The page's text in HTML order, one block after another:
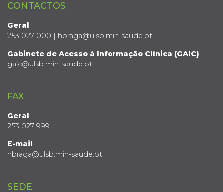
CONTACTOS
Geral
253 027 000 | hbraga@ulsb.min-saude.pt
Gabinete de Acesso à Informação Clínica (GAIC)
gaic@ulsb.min-saude.pt
FAX
Geral
253 027 999
E-mail
hbraga@ulsb.min-saude.pt
SEDE